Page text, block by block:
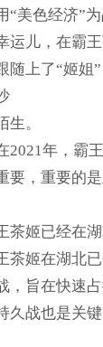
美色经济”为
运儿，在霸
上了“姬姐
。
2021年，霸
要，重要的
茶姬已经在
茶姬在湖北
旨在快速占
久战也是关